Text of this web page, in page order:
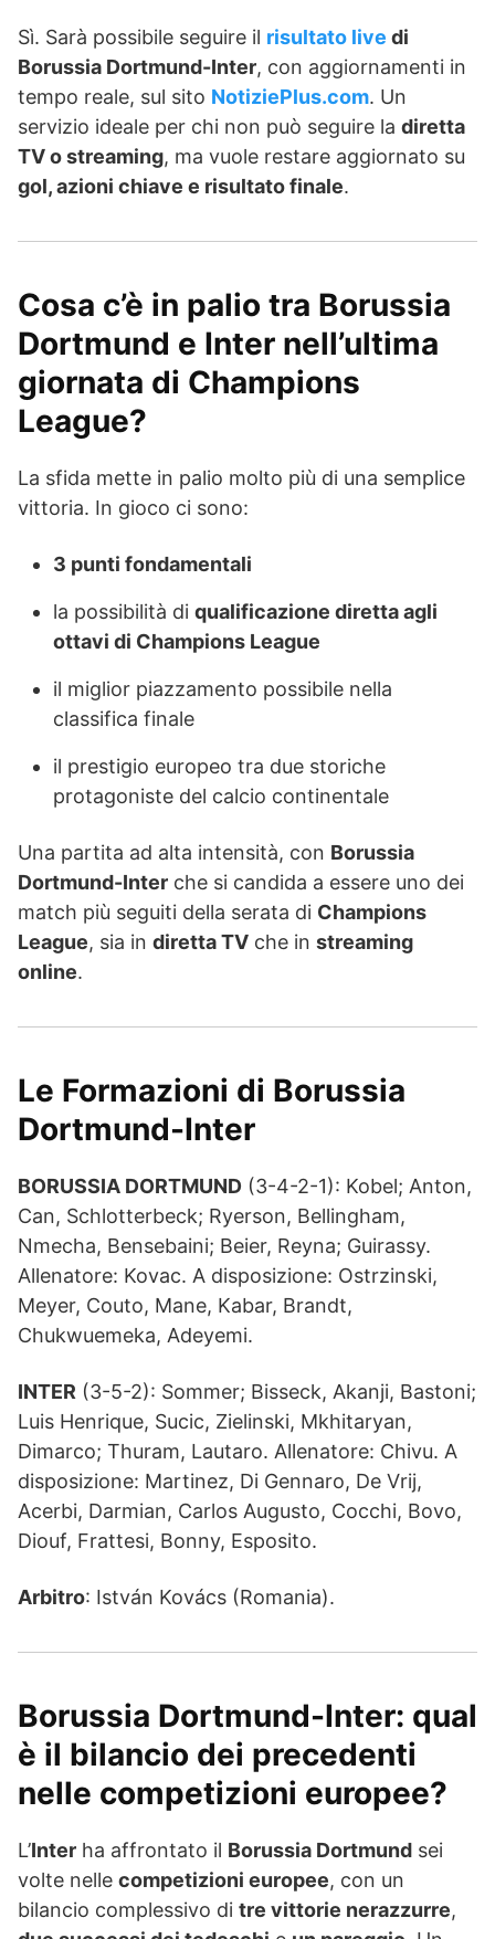
Sì. Sarà possibile seguire il risultato live di
Borussia Dortmund-Inter, con aggiornamenti in
tempo reale, sul sito NotiziePlus.com. Un
servizio ideale per chi non può seguire la diretta
TV o streaming, ma vuole restare aggiornato su
gol, azioni chiave e risultato finale.
Cosa c’è in palio tra Borussia
Dortmund e Inter nell’ultima
giornata di Champions
League?
La sfida mette in palio molto più di una semplice
vittoria. In gioco ci sono:
3 punti fondamentali
la possibilità di qualificazione diretta agli
ottavi di Champions League
il miglior piazzamento possibile nella
classifica finale
il prestigio europeo tra due storiche
protagoniste del calcio continentale
Una partita ad alta intensità, con Borussia
Dortmund-Inter che si candida a essere uno dei
match più seguiti della serata di Champions
League, sia in diretta TV che in streaming
online.
Le Formazioni di Borussia
Dortmund-Inter
BORUSSIA DORTMUND (3-4-2-1): Kobel; Anton,
Can, Schlotterbeck; Ryerson, Bellingham,
Nmecha, Bensebaini; Beier, Reyna; Guirassy.
Allenatore: Kovac. A disposizione: Ostrzinski,
Meyer, Couto, Mane, Kabar, Brandt,
Chukwuemeka, Adeyemi.
INTER (3-5-2): Sommer; Bisseck, Akanji, Bastoni;
Luis Henrique, Sucic, Zielinski, Mkhitaryan,
Dimarco; Thuram, Lautaro. Allenatore: Chivu. A
disposizione: Martinez, Di Gennaro, De Vrij,
Acerbi, Darmian, Carlos Augusto, Cocchi, Bovo,
Diouf, Frattesi, Bonny, Esposito.
Arbitro: István Kovács (Romania).
Borussia Dortmund-Inter: qual
è il bilancio dei precedenti
nelle competizioni europee?
L’Inter ha affrontato il Borussia Dortmund sei
volte nelle competizioni europee, con un
bilancio complessivo di tre vittorie nerazzurre,